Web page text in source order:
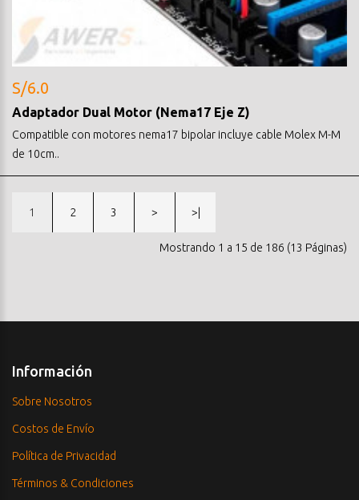
S/6.0
Adaptador Dual Motor (Nema17 Eje Z)
Compatible con motores nema17 bipolar incluye cable Molex M-M
de 10cm..
1 2 3 > >|
Mostrando 1 a 15 de 186 (13 Páginas)
Información
Sobre Nosotros
Costos de Envío
Política de Privacidad
Términos & Condiciones